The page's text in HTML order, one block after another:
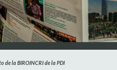
de la BIROINCRI de la PDI